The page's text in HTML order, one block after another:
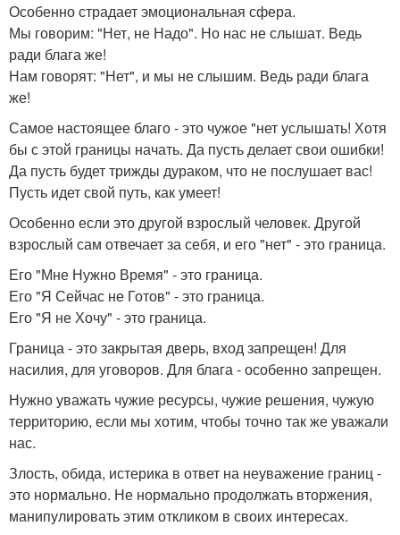
Особенно страдает эмоциональная сфера.
Мы говорим: "Нет, не Надо". Но нас не слышат. Ведь
ради блага же!
Нам говорят: "Нет", и мы не слышим. Ведь ради блага
же!
Самое настоящее благо - это чужое "нет услышать! Хотя
бы с этой границы начать. Да пусть делает свои ошибки!
Да пусть будет трижды дураком, что не послушает вас!
Пусть идет свой путь, как умеет!
Особенно если это другой взрослый человек. Другой
взрослый сам отвечает за себя, и его "нет" - это граница.
Его "Мне Нужно Время" - это граница.
Его "Я Сейчас не Готов" - это граница.
Его "Я не Хочу" - это граница.
Граница - это закрытая дверь, вход запрещен! Для
насилия, для уговоров. Для блага - особенно запрещен.
Нужно уважать чужие ресурсы, чужие решения, чужую
территорию, если мы хотим, чтобы точно так же уважали
нас.
Злость, обида, истерика в ответ на неуважение границ -
это нормально. Не нормально продолжать вторжения,
манипулировать этим откликом в своих интересах.